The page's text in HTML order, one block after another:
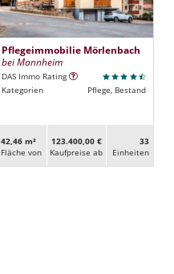
Pflegeimmobilie Mörlenbach
bei Mannheim
DAS Immo Rating
Kategorien
Pflege, Bestand
42,46 m²
Fläche von
123.400,00 €
Kaufpreise ab
33
Ein­heiten